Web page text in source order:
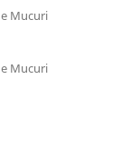
Mucuri
Mucuri